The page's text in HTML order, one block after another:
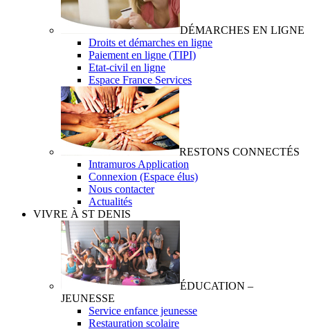
DÉMARCHES EN LIGNE
Droits et démarches en ligne
Paiement en ligne (TIPI)
Etat-civil en ligne
Espace France Services
RESTONS CONNECTÉS
Intramuros Application
Connexion (Espace élus)
Nous contacter
Actualités
VIVRE À ST DENIS
ÉDUCATION –
JEUNESSE
Service enfance jeunesse
Restauration scolaire